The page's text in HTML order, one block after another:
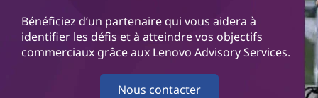
Bénéficiez d’un partenaire qui vous aidera à
identifier les défis et à atteindre vos objectifs
commerciaux grâce aux Lenovo Advisory Services.
Nous contacter